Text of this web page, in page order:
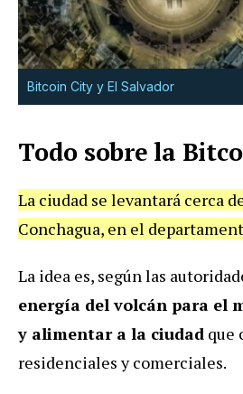
Bitcoin City y El Salvador
Todo sobre la
La ciudad se levantará cerca
Conchagua, en el
La idea es, según las
energía del volcán para el
y alimentar a la ciudad que
residenciales y comerciales.